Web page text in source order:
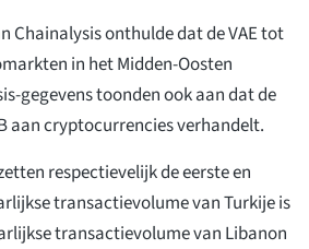
Chainalysis onthulde dat de VAE tot
in het Midden-Oosten
gegevens toonden ook aan dat de
aan cryptocurrencies verhandelt.
respectievelijk de eerste en
transactievolume van Turkije is
transactievolume van Libanon